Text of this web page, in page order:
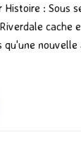
: Sous
cache
qu'une nouvelle